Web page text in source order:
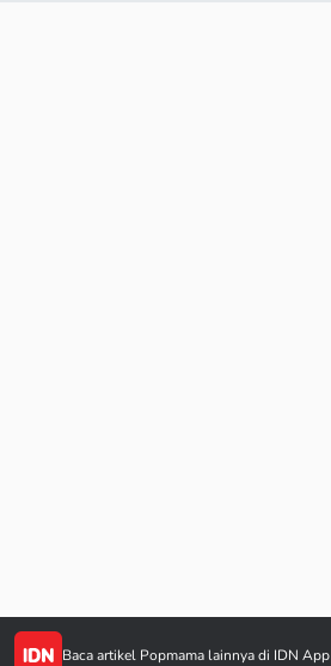
Baca artikel Popmama lainnya di IDN App